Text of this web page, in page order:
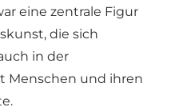
eine zentrale Figur
die sich
in der
Menschen und ihren